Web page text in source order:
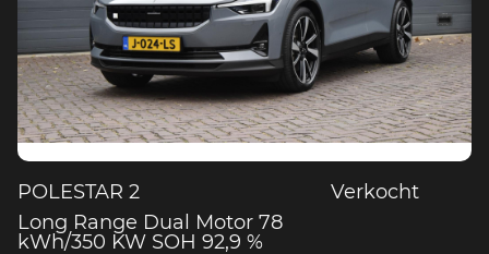
POLESTAR 2
Long Range Dual Motor 78
kWh/350 KW SOH 92,9 %
Verkocht